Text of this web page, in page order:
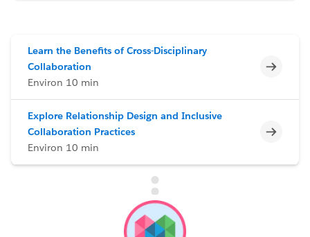
Learn the Benefits of Cross-Disciplinary
Collaboration
Environ 10 min
Explore Relationship Design and Inclusive
Collaboration Practices
Environ 10 min